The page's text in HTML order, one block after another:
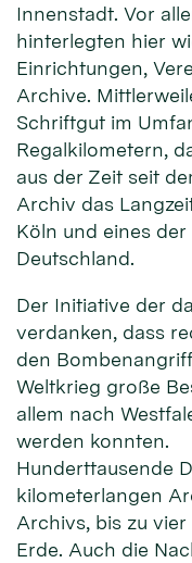
Innenstadt. Vor
hinterlegten hier
Einrichtungen,
Archive.
Schriftgut im
Regalkilometern,
aus der Zeit seit
Archiv das
Köln und eines
Deutschland.
Der Initiative der
verdanken, dass
den
Weltkrieg große
allem nach
werden konnten.
Hunderttausende
kilometerlangen
Archivs, bis zu
Erde. Auch die